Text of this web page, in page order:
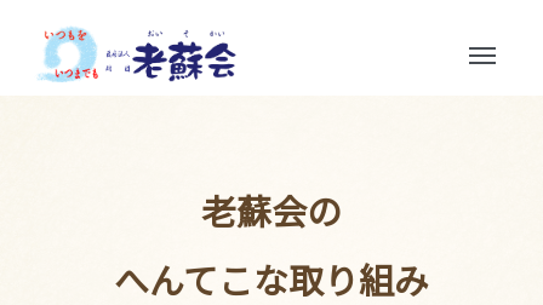
Toggle
navigation
老蘇会の
へんてこな取り組み